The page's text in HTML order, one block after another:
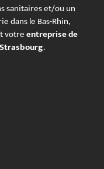
sanitaires et/ou un
dans le Bas-Rhin,
votreentreprise de
.